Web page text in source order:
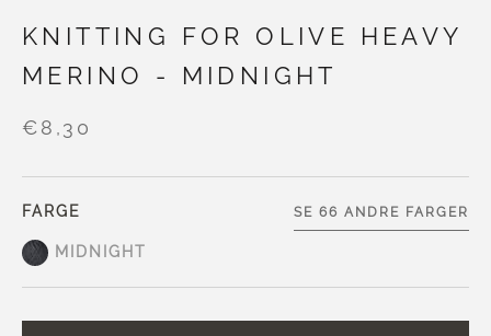
KNITTING FOR OLIVE HEAVY
MERINO - MIDNIGHT
€8,30
FARGE
MIDNIGHT
SE 66 ANDRE FARGER